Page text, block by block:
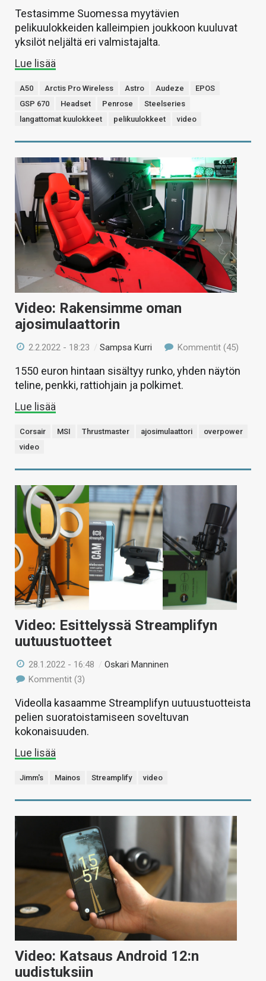
Testasimme Suomessa myytävien
pelikuulokkeiden kalleimpien joukkoon kuuluvat
yksilöt neljältä eri valmistajalta.
Lue lisää
A50 Arctis Pro Wireless Astro Audeze
EPOS
GSP 670
Headset Penrose
Steelseries
langattomat kuulokkeet
pelikuulokkeet video
Video: Rakensimme oman
ajosimulaattorin
2.2.2022 - 18:23 /Sampsa Kurri Kommentit (45)
1550 euron hintaan sisältyy runko, yhden näytön
teline, penkki, rattiohjain ja polkimet.
Lue lisää
Corsair MSI Thrustmaster ajosimulaattori
overpower
video
Video: Esittelyssä Streamplifyn
uutuustuotteet
28.1.2022 - 16:48 /Oskari Manninen
Kommentit (3)
Videolla kasaamme Streamplifyn uutuustuotteista
pelien suoratoistamiseen soveltuvan
kokonaisuuden.
Lue lisää
Jimm's Mainos Streamplify video
Video: Katsaus Android 12:n
uudistuksiin